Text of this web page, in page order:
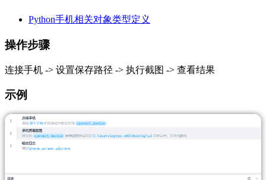
Python手机相关对象类型定义
操作步骤
连接手机 -> 设置保存路径 -> 执行截图 -> 查看结果
示例